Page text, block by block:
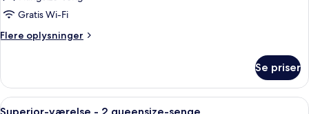
1
-
udsigt
til
Gratis Wi-Fi
Flere oplysninger
Flere
-
soveværelse
Se priser
Indlæs
Premium-sengetøj, dundyner, senge
5
Superior-værelse - 2 queensize-senge